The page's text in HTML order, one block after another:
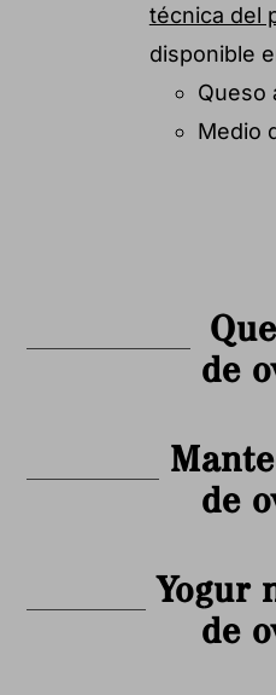
técnica del
disponible
Queso
Medio
de
de
Yogur
de